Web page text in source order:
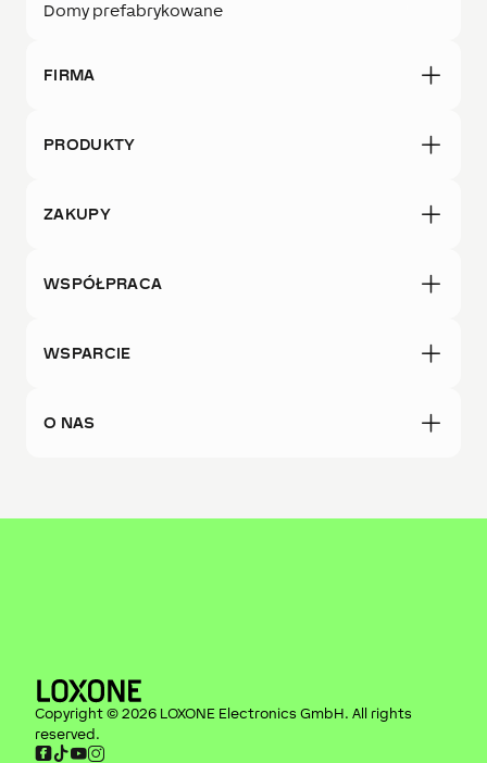
Domy prefabrykowane
FIRMA
PRODUKTY
ZAKUPY
WSPÓŁPRACA
WSPARCIE
O NAS
Copyright © 2026 LOXONE Electronics GmbH. All rights
reserved.